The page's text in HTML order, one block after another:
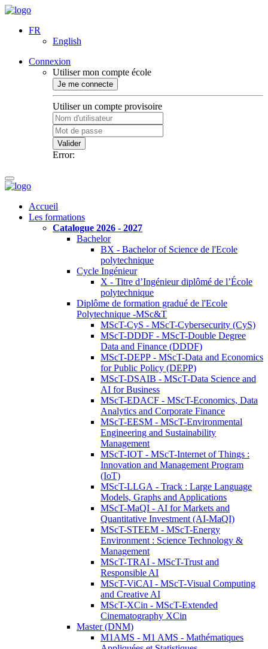
FR
English
Connexion
Utiliser mon compte école
Je me connecte
Utiliser un compte provisoire
Valider
Error:
Accueil
Les formations
Catalogue 2026 - 2027
Bachelor
BX - Bachelor of Science de l'Ecole
polytechnique
Cycle Ingénieur
X - Titre d’Ingénieur diplômé de l’École
polytechnique
Diplôme de formation gradué de l'Ecole
Polytechnique -MSc&T
MScT-CyS - MScT-Cybersecurity (CyS)
MScT-DDDF - MScT-Double Degree
Data and Finance (DDDF)
MScT-DEPP - MScT-Data and Economics
for Public Policy (DEPP)
MScT-DSAIB - MScT-Data Science and
AI for Business
MScT-EDACF - MScT-Economics, Data
Analytics and Corporate Finance
MScT-EESM - MScT-Environmental
Engineering and Sustainability
Management
MScT-IOT - MScT-Internet of Things :
Innovation and Management Program
(IoT)
MScT-LLGA - Track : Large Language
Models, Graphs and Applications
MScT-MaQI - AI for Markets and
Quantitative Investment (AI-MaQI)
MScT-STEEM - MScT-Energy
Environment : Science Technology &
Management
MScT-TRAI - MScT-Trust and
Responsible AI
MScT-ViCAI - MScT-Visual Computing
and Creative AI
MScT-XCin - MScT-Extended
Cinematography XCin
Master (DNM)
M1AMS - M1 AMS - Mathématiques